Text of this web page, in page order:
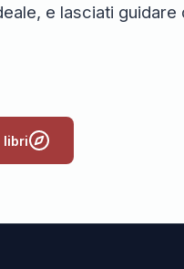
e lasciati guidare
libri